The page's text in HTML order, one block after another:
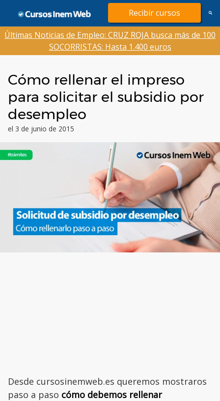
contenido
Recibir cursos
Últimas Noticias de Empleo: CRUZ ROJA busca más de 100
SOCORRISTAS: Hasta 1.400 euros
Cómo rellenar el impreso
para solicitar el subsidio por
desempleo
el 3 de junio de 2015
Desde cursosinemweb.es queremos mostraros
paso a paso cómo debemos rellenar